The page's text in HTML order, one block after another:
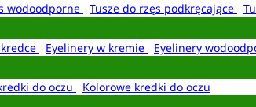
wodoodporne Tusze do rzęs podkręcające
Eyelinery w kremie Eyelinery
do oczu
Kolorowe kredki do oczu